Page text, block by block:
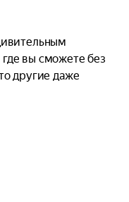
вы сможете без
другие даже
комиков с черным